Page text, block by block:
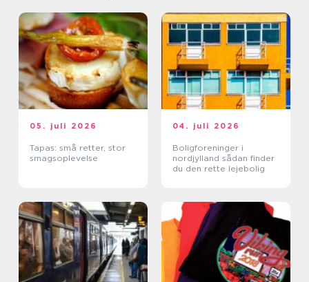
05. juli 2026
Tapas: små retter, stor
smagsoplevelse
04. juli 2026
Boligforeninger i
nordjylland sådan finder
du den rette lejebolig